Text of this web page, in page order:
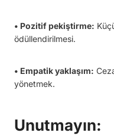
• Pozitif pekiştirme:
ödüllendirilmesi.
• Empatik yaklaşım:
yönetmek.
Unutmayın: